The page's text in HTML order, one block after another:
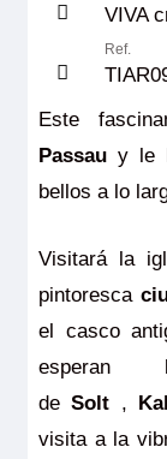
VIVA
Ref.
Este
Passauy le
bellos a lo
Visitará la
pintoresca
el casco
esperan
deSolt ,
visita a la